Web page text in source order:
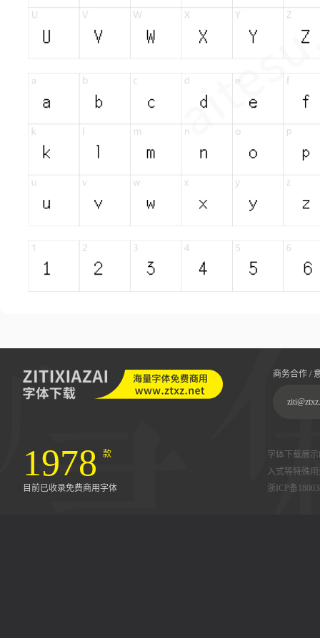
商务合作 /
1978 款
目前已收录免费商用字体
字体下载展
入式等特殊
浙ICP备